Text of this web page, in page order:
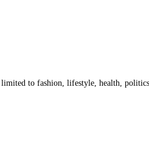
to fashion, lifestyle, health,